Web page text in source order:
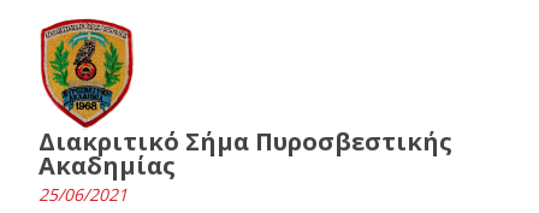
Διακριτικό Σήμα Πυροσβεστικής
Ακαδημίας
25/06/2021